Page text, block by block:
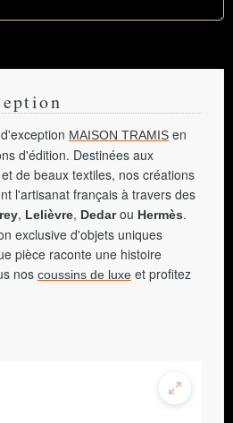
MAISON TRAMIS en
d'édition. Destinées aux
de beaux textiles, nos créations
l'artisanat français à travers des
, Lelièvre, Dedarou Hermès.
exclusive d'objets uniques
pièce raconte une histoire
nos coussins de luxe et profitez